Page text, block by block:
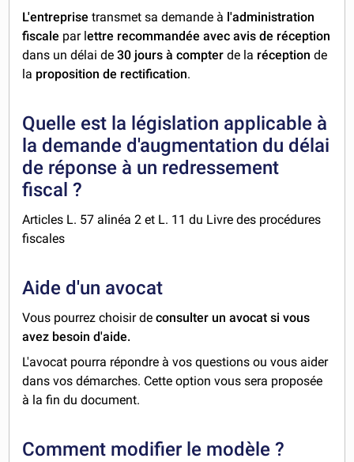
L'entreprise transmet sa demande à l'administration
fiscale par lettre recommandée avec avis de réception
dans un délai de30 jours à compterde la réceptionde
la proposition de rectification.
Quelle est la législation applicable à
la demande d'augmentation du délai
de réponse à un redressement
fiscal ?
Articles L. 57 alinéa 2 et L. 11 du Livre des procédures
fiscales
Aide d'un avocat
Vous pourrez choisir deconsulter un avocat si vous
avez besoin d'aide.
L'avocat pourra répondre à vos questions ou vous aider
dans vos démarches. Cette option vous sera proposée
à la fin du document.
Comment modifier le modèle ?